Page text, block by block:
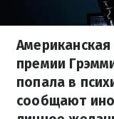
премии
попала в
сообщают